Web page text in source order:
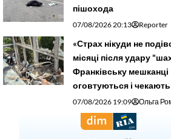
пішохода
07/08/2026 20:13 Reporter
«Страх нікуди не
місяці після удару
Франківську мешканці
оговтуються і
07/08/2026 19:09 Ольга